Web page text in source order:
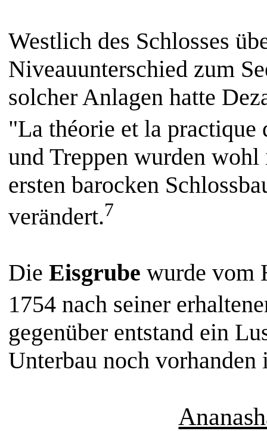
Westlich des Schlosses
Niveauunterschied zum
solcher Anlagen hatte
"La théorie et la practique
und Treppen wurden
ersten barocken
verändert.7
Die Eisgrube wurde vom
1754 nach seiner
gegenüber entstand ein
Unterbau noch vorhanden